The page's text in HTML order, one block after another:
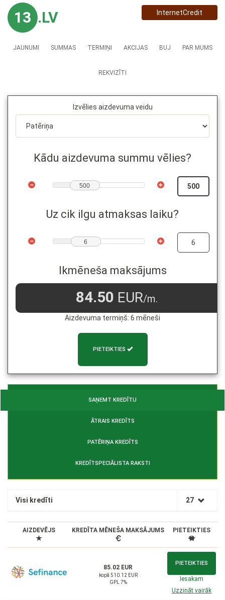
13 .LV InternetCredit
JAUNUMI SUMMAS TERMIŅI AKCIJAS BUJ PAR MUMS
REKVIZĪTI
Izvēlies aizdevuma veidu
Kādu aizdevuma summu vēlies?
500
Uz cik ilgu atmaksas laiku?
6
Ikmēneša maksājums
84.50 EUR/m.
Aizdevuma termiņš: 6 mēneši
PIETEIKTIES
SAŅEMT KREDĪTU
ĀTRAIS KREDĪTS
PATĒRIŅA KREDĪTS
KREDĪTSPECIĀLISTA RAKSTI
Visi kredīti 27
AIZDEVĒJS KREDĪTA MĒNEŠA MAKSĀJUMS PIETEIKTIES
85.02 EUR
kopā 510.12 EUR
GPL 7%
PIETEIKTIES
Iesakam
Uzzināt vairāk